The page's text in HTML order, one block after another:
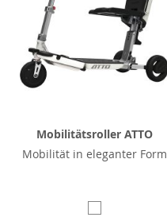
Mobilitätsroller ATTO
Mobilität in eleganter Form